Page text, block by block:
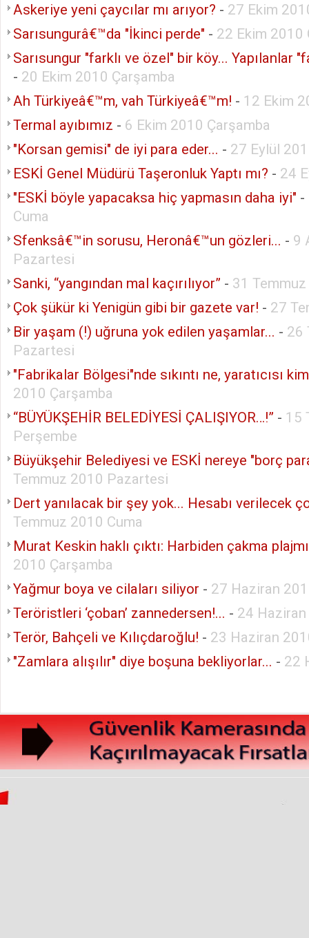
Askeriye yeni çaycılar mı arıyor? - 27 Ekim
Sarısungurâ€™da "İkinci perde" - 22 Ekim 2010
Sarısungur "farklı ve özel" bir köy... Yapılanlar
- 20 Ekim 2010 Çarşamba
Ah Türkiyeâ€™m, vah Türkiyeâ€™m! - 12 Ekim
Termal ayıbımız - 6 Ekim 2010 Çarşamba
"Korsan gemisi" de iyi para eder... - 27 Eylül
ESKİ Genel Müdürü Taşeronluk Yaptı mı? - 24
"ESKİ böyle yapacaksa hiç yapmasın daha iyi" -
Cuma
Sfenksâ€™in sorusu, Heronâ€™un gözleri... - 9
Pazartesi
Sanki, “yangından mal kaçırılıyor” - 31
Çok şükür ki Yenigün gibi bir gazete var! - 27
Bir yaşam (!) uğruna yok edilen yaşamlar... - 26
Pazartesi
"Fabrikalar Bölgesi"nde sıkıntı ne, yaratıcısı
2010 Çarşamba
“BÜYÜKŞEHİR BELEDİYESİ ÇALIŞIYOR…!” - 15
Perşembe
Büyükşehir Belediyesi ve ESKİ nereye "borç
Temmuz 2010 Pazartesi
Dert yanılacak bir şey yok... Hesabı verilecek
Temmuz 2010 Cuma
Murat Keskin haklı çıktı: Harbiden çakma
2010 Çarşamba
Yağmur boya ve cilaları siliyor - 27 Haziran
Teröristleri ‘çoban’ zannedersen!... - 24
Terör, Bahçeli ve Kılıçdaroğlu! - 23 Haziran
"Zamlara alışılır" diye boşuna bekliyorlar... - 22